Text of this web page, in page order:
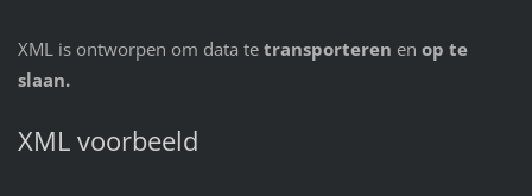
XML is ontworpen om data tetransporteren en op te
slaan.
XML voorbeeld